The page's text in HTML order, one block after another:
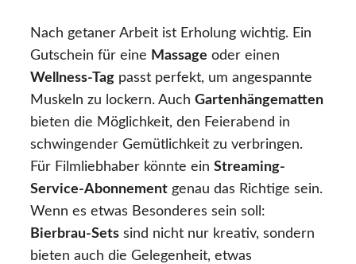
Nach getaner Arbeit ist Erholung wichtig. Ein
Gutschein für eine Massage oder einen
Wellness-Tag passt perfekt, um angespannte
Muskeln zu lockern. Auch Gartenhängematten
bieten die Möglichkeit, den Feierabend in
schwingender Gemütlichkeit zu verbringen.
Für Filmliebhaber könnte ein Streaming-
Service-Abonnement genau das Richtige sein.
Wenn es etwas Besonderes sein soll:
Bierbrau-Sets sind nicht nur kreativ, sondern
bieten auch die Gelegenheit, etwas